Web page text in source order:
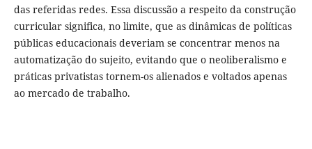
das referidas redes. Essa discussão a respeito da construção
curricular significa, no limite, que as dinâmicas de políticas
públicas educacionais deveriam se concentrar menos na
automatização do sujeito, evitando que o neoliberalismo e
práticas privatistas tornem-os alienados e voltados apenas
ao mercado de trabalho.